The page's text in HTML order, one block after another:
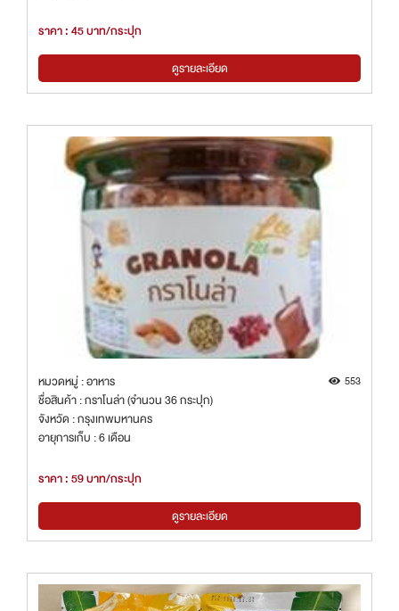
ราคา : 45 บาท/กระปุก
ดูรายละเอียด
หมวดหมู่ : อาหาร 553
ชื่อสินค้า : กราโนล่า (จำนวน 36 กระปุก)
จังหวัด : กรุงเทพมหานคร
อายุการเก็บ : 6 เดือน
ราคา : 59 บาท/กระปุก
ดูรายละเอียด